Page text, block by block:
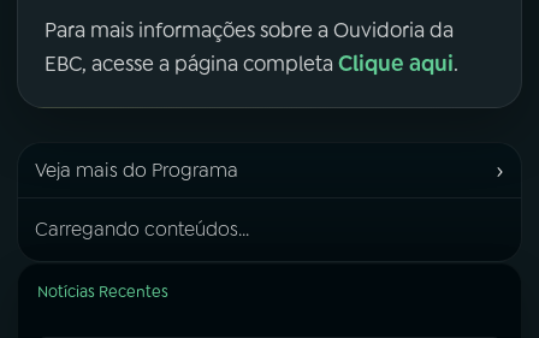
Para mais informações sobre a Ouvidoria da
EBC, acesse a página completa Clique aqui.
Veja mais do Programa ›
Carregando conteúdos...
Notícias Recentes